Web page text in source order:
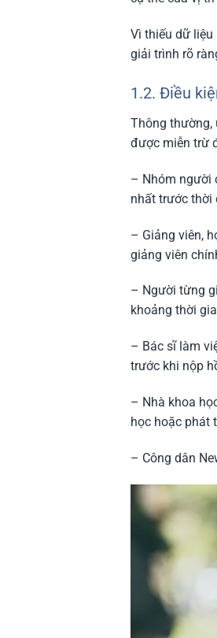
Vì thiếu dữ
giải trình rõ
1.2. Điều
Thông thường,
được miễn trừ
– Nhóm người
nhất trước thời
– Giảng viên,
giảng viên
– Người từng
khoảng thời
– Bác sĩ làm
trước khi nộp
– Nhà khoa
học hoặc phát
– Công dân